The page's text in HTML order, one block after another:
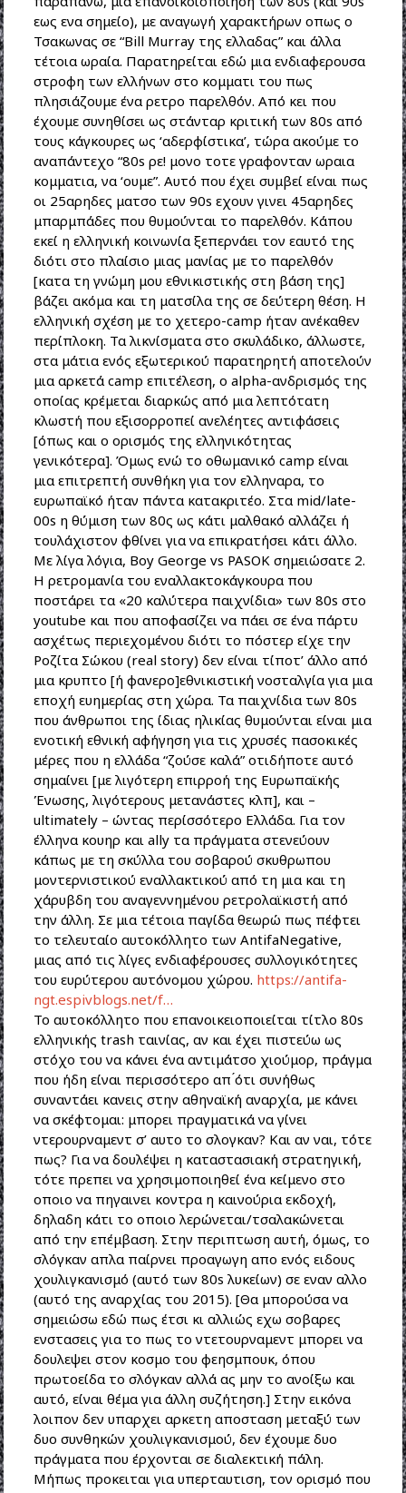
εως ενα σημείο), με αναγωγή χαρακτήρων οπως ο
Τσακωνας σε “Bill Murray της ελλαδας” και άλλα
τέτοια ωραία. Παρατηρείται εδώ μια ενδιαφερουσα
στροφη των ελλήνων στο κομματι του πως
πλησιάζουμε ένα ρετρο παρελθόν. Από κει που
έχουμε συνηθίσει ως στάνταρ κριτική των 80s από
τους κάγκουρες ως ‘αδερφίστικα’, τώρα ακούμε το
αναπάντεχο “80s ρε! μονο τοτε γραφονταν ωραια
κομματια, να ‘ουμε”. Αυτό που έχει συμβεί είναι πως
οι 25αρηδες ματσο των 90s εχουν γινει 45αρηδες
μπαρμπάδες που θυμούνται το παρελθόν. Κάπου
εκεί η ελληνική κοινωνία ξεπερνάει τον εαυτό της
διότι στο πλαίσιο μιας μανίας με το παρελθόν
[κατα τη γνώμη μου εθνικιστικής στη βάση της]
βάζει ακόμα και τη ματσίλα της σε δεύτερη θέση. Η
ελληνική σχέση με το χετερο-camp ήταν ανέκαθεν
περίπλοκη. Τα λικνίσματα στο σκυλάδικο, άλλωστε,
στα μάτια ενός εξωτερικού παρατηρητή αποτελούν
μια αρκετά camp επιτέλεση, ο alpha-ανδρισμός της
οποίας κρέμεται διαρκώς από μια λεπτότατη
κλωστή που εξισορροπεί ανελέητες αντιφάσεις
[όπως και ο ορισμός της ελληνικότητας
γενικότερα]. Όμως ενώ το οθωμανικό camp είναι
μια επιτρεπτή συνθήκη για τον ελληναρα, το
ευρωπαϊκό ήταν πάντα κατακριτέο. Στα mid/late-
00s η θύμιση των 80ς ως κάτι μαλθακό αλλάζει ή
τουλάχιστον φθίνει για να επικρατήσει κάτι άλλο.
Με λίγα λόγια, Boy George vs PASOK σημειώσατε 2.
Η ρετρομανία του εναλλακτοκάγκουρα που
ποστάρει τα «20 καλύτερα παιχνίδια» των 80s στο
youtube και που αποφασίζει να πάει σε ένα πάρτυ
ασχέτως περιεχομένου διότι το πόστερ είχε την
Ροζίτα Σώκου (real story) δεν είναι τίποτ’ άλλο από
μια κρυπτο [ή φανερο]εθνικιστική νοσταλγία για μια
εποχή ευημερίας στη χώρα. Τα παιχνίδια των 80s
που άνθρωποι της ίδιας ηλικίας θυμούνται είναι μια
ενοτική εθνική αφήγηση για τις χρυσές πασοκικές
μέρες που η ελλάδα “ζούσε καλά” οτιδήποτε αυτό
σημαίνει [με λιγότερη επιρροή της Ευρωπαϊκής
Ένωσης, λιγότερους μετανάστες κλπ], και –
ultimately – ώντας περίσσότερο Ελλάδα. Για τον
έλληνα κουηρ και ally τα πράγματα στενεύουν
κάπως με τη σκύλλα του σοβαρού σκυθρωπου
μοντερνιστικού εναλλακτικού από τη μια και τη
χάρυβδη του αναγεννημένου ρετρολαϊκιστή από
την άλλη. Σε μια τέτοια παγίδα θεωρώ πως πέφτει
το τελευταίο αυτοκόλλητο των AntifaNegative,
μιας από τις λίγες ενδιαφέρουσες συλλογικότητες
του ευρύτερου αυτόνομου χώρου. https://antifa-
ngt.espivblogs.net/f…
Το αυτοκόλλητο που επανοικειοποιείται τίτλο 80s
ελληνικής trash ταινίας, αν και έχει πιστεύω ως
στόχο του να κάνει ένα αντιμάτσο χιούμορ, πράγμα
που ήδη είναι περισσότερο απ ́ότι συνήθως
συναντάει κανεις στην αθηναϊκή αναρχία, με κάνει
να σκέφτομαι: μπορει πραγματικά να γίνει
ντερουρναμεντ σ’ αυτο το σλογκαν? Και αν ναι, τότε
πως? Για να δουλέψει η καταστασιακή στρατηγική,
τότε πρεπει να χρησιμοποιηθεί ένα κείμενο στο
οποιο να πηγαινει κοντρα η καινούρια εκδοχή,
δηλαδη κάτι το οποιο λερώνεται/τσαλακώνεται
από την επέμβαση. Στην περιπτωση αυτή, όμως, το
σλόγκαν απλα παίρνει προαγωγη απο ενός ειδους
χουλιγκανισμό (αυτό των 80s λυκείων) σε εναν αλλο
(αυτό της αναρχίας του 2015). [Θα μπορούσα να
σημειώσω εδώ πως έτσι κι αλλιώς εχω σοβαρες
ενστασεις για το πως το ντετουρναμεντ μπορει να
δουλεψει στον κοσμο του φεησμπουκ, όπου
πρωτοείδα το σλόγκαν αλλά ας μην το ανοίξω και
αυτό, είναι θέμα για άλλη συζήτηση.] Στην εικόνα
λοιπον δεν υπαρχει αρκετη αποσταση μεταξύ των
δυο συνθηκών χουλιγκανισμού, δεν έχουμε δυο
πράγματα που έρχονται σε διαλεκτική πάλη.
Μήπως προκειται για υπερταυτιση, τον ορισμό που